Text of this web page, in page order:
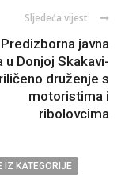
Sljedeća vijest
Predizborna javna
u Donjoj Skakavi-
druženje s
motoristima i
ribolovcima
IZ KATEGORIJE